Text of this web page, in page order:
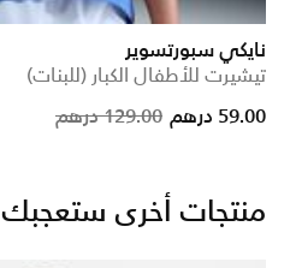
نايكي سبورتسوير
تيشيرت للأطفال الكبار (للبنات)
Price 129.00 درهم to
59.00 درهم
منتجات أخرى ستعجبك